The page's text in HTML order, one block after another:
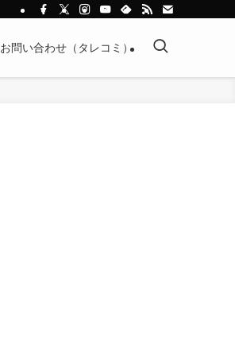
お問い合わせ（タレコミ）